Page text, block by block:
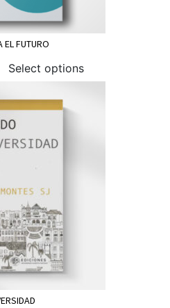
EL FUTURO
Select options